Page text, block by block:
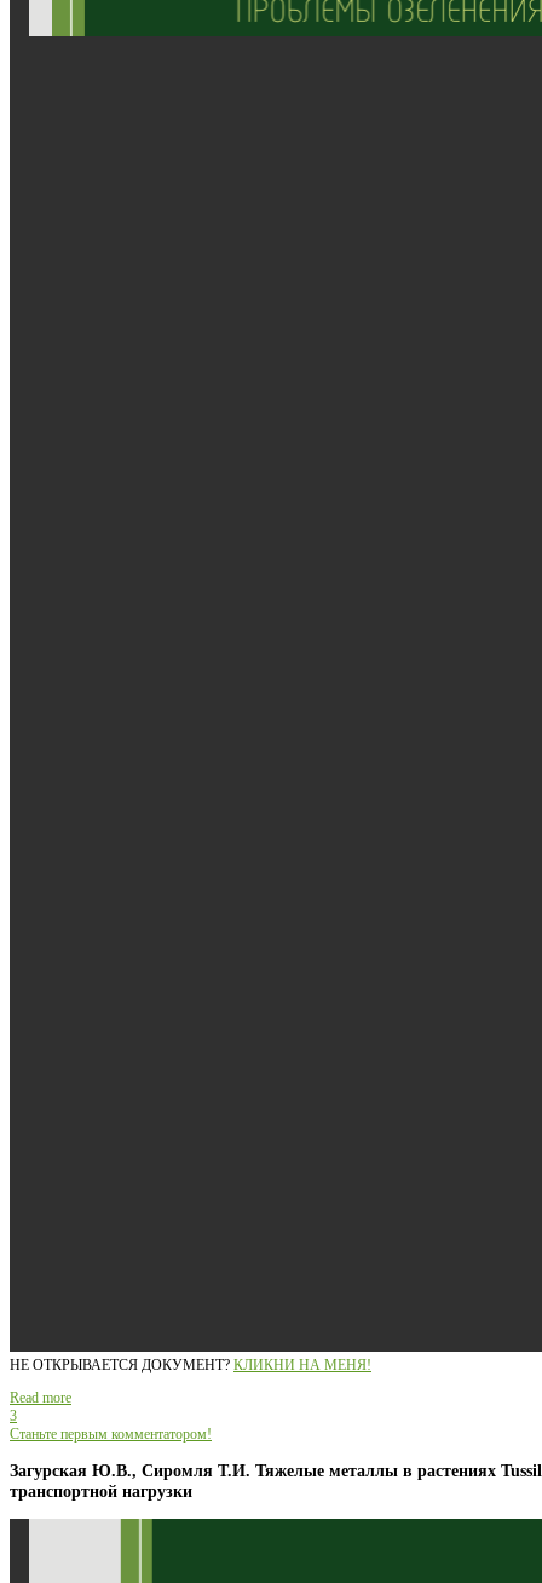
НЕ ОТКРЫВАЕТСЯ ДОКУМЕНТ? КЛИКНИ НА МЕНЯ!
Read more
3
Станьте первым комментатором!
Загурская Ю.В., Сиромля Т.И. Тяжелые металлы в растениях
транспортной нагрузки